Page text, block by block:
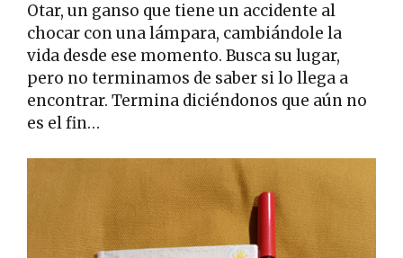
Otar, un ganso que tiene un accidente al
chocar con una lámpara, cambiándole la
vida desde ese momento. Busca su lugar,
pero no terminamos de saber si lo llega a
encontrar. Termina diciéndonos que aún no
es el fin…